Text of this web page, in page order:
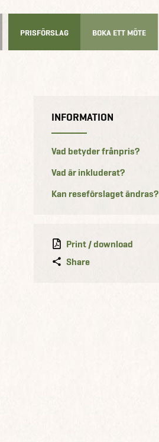
PRISFÖRSLAG BOKA ETT MÖTE
INFORMATION
Vad betyder frånpris?
Vad är inkluderat?
Kan reseförslaget ändras?
Print / download
Share